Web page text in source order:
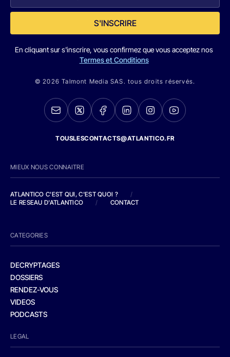
S'INSCRIRE
En cliquant sur s'inscrire, vous confirmez que vous acceptez nos
Termes et Conditions
© 2026 Talmont Media SAS. tous droits réservés.
TOUSLESCONTACTS@ATLANTICO.FR
MIEUX NOUS CONNAITRE
ATLANTICO C'EST QUI, C'EST QUOI ?
/
LE RESEAU D'ATLANTICO
/ CONTACT
CATEGORIES
DECRYPTAGES
DOSSIERS
RENDEZ-VOUS
VIDEOS
PODCASTS
LEGAL